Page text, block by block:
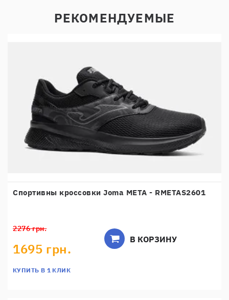
РЕКОМЕНДУЕМЫЕ
Спортивны кроссовки Joma META - RMETAS2601
2276 грн.
1695 грн.
КУПИТЬ В 1 КЛИК
В КОРЗИНУ